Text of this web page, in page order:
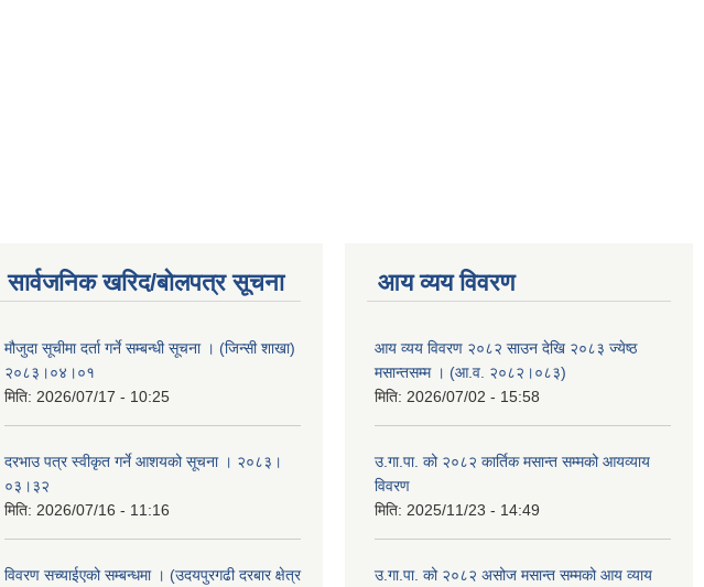
सार्वजनिक खरिद/बोलपत्र सूचना
मौजुदा सूचीमा दर्ता गर्ने सम्बन्धी सूचना । (जिन्सी शाखा)
२०८३।०४।०१
मिति: 2026/07/17 - 10:25
दरभाउ पत्र स्वीकृत गर्ने आशयको सूचना । २०८३।
०३।३२
मिति: 2026/07/16 - 11:16
विवरण सच्याईएको सम्बन्धमा । (उदयपुरगढी दरबार क्षेत्र
आय व्यय विवरण
आय व्यय विवरण २०८२ साउन देखि २०८३ ज्येष्ठ
मसान्तसम्म । (आ.व. २०८२।०८३)
मिति: 2026/07/02 - 15:58
उ.गा.पा. को २०८२ कार्तिक मसान्त सम्मको आयव्याय
विवरण
मिति: 2025/11/23 - 14:49
उ.गा.पा. को २०८२ असोज मसान्त सम्मको आय व्याय